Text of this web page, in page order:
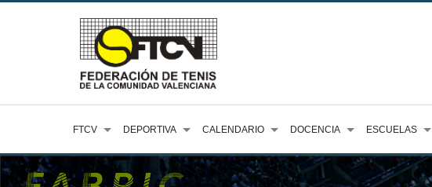
FTCV DEPORTIVA CALENDARIO DOCENCIA ESCUELAS